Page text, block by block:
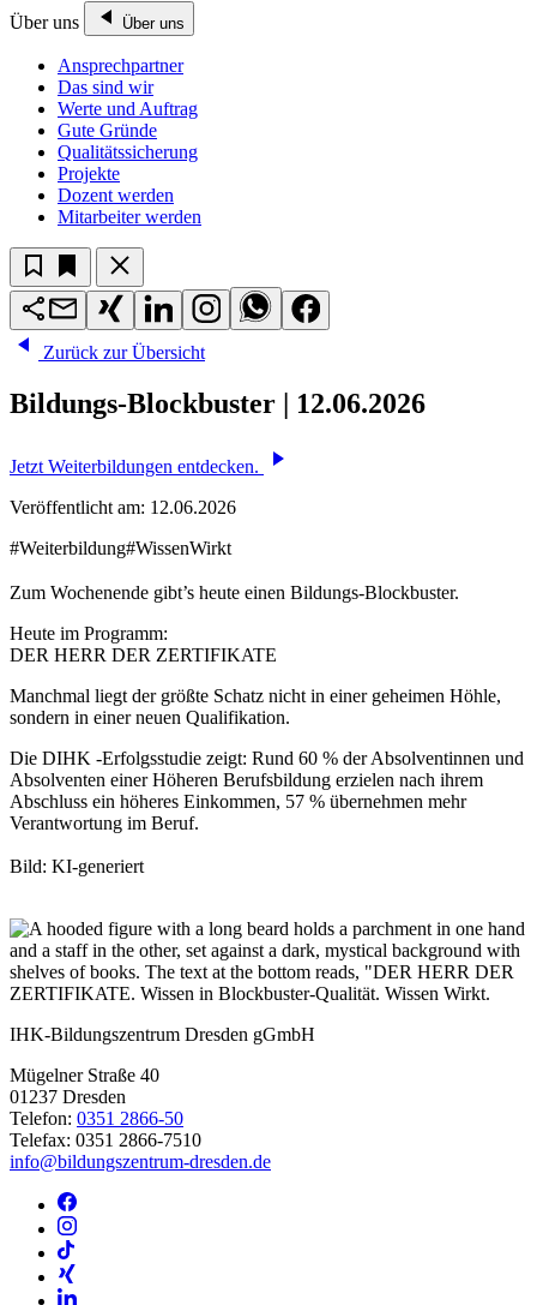
Über uns Über uns
Ansprechpartner
Das sind wir
Werte und Auftrag
Gute Gründe
Qualitätssicherung
Projekte
Dozent werden
Mitarbeiter werden
Zurück zur Übersicht
Bildungs-Blockbuster | 12.06.2026
Jetzt Weiterbildungen entdecken.
Veröffentlicht am: 12.06.2026
#Weiterbildung#WissenWirkt
Zum Wochenende gibt’s heute einen Bildungs-Blockbuster.
Heute im Programm:
DER HERR DER ZERTIFIKATE
Manchmal liegt der größte Schatz nicht in einer geheimen Höhle,
sondern in einer neuen Qualifikation.
Die DIHK -Erfolgsstudie zeigt: Rund 60 % der Absolventinnen und
Absolventen einer Höheren Berufsbildung erzielen nach ihrem
Abschluss ein höheres Einkommen, 57 % übernehmen mehr
Verantwortung im Beruf.
Bild: KI-generiert
IHK-Bildungszentrum Dresden gGmbH
Mügelner Straße 40
01237 Dresden
Telefon: 0351 2866-50
Telefax: 0351 2866-7510
info@bildungszentrum-dresden.de